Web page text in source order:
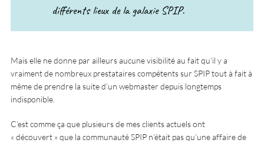
différents lieux de la galaxie SPIP.
Mais elle ne donne par ailleurs aucune visibilité au fait qu’il y a
vraiment de nombreux prestataires compétents sur SPIP tout à fait à
même de prendre la suite d’un webmaster depuis longtemps
indisponible.
C’est comme ça que plusieurs de mes clients actuels ont
« découvert » que la communauté SPIP n’était pas qu’une affaire de